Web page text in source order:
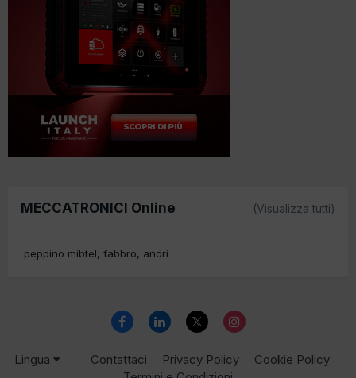
MECCATRONICI Online (Visualizza tutti)
peppino mibtel fabbro andri
Lingua Contattaci Privacy Policy
Cookie Policy